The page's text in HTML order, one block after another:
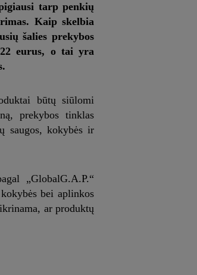
tarp penkių
Kaip skelbia
šalies prekybos
eurus, o tai yra
būtų siūlomi
prekybos tinklas
saugos, kokybės ir
„GlobalG.A.P.“
bei aplinkos
ar produktų